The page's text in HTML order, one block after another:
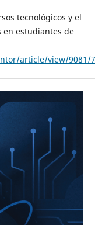
tecnológicos y el
en estudiantes de
article/view/9081/